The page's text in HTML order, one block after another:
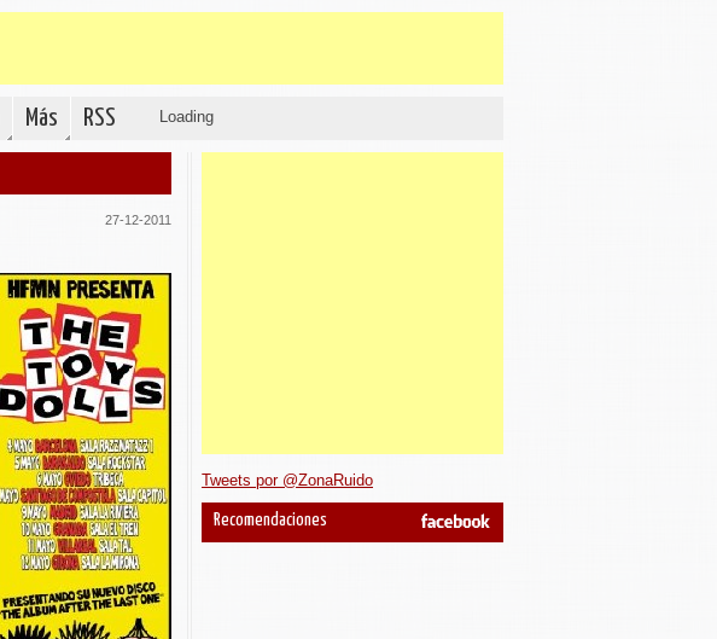
Más RSS Loading
27-12-2011
Tweets por @ZonaRuido
Recomendaciones